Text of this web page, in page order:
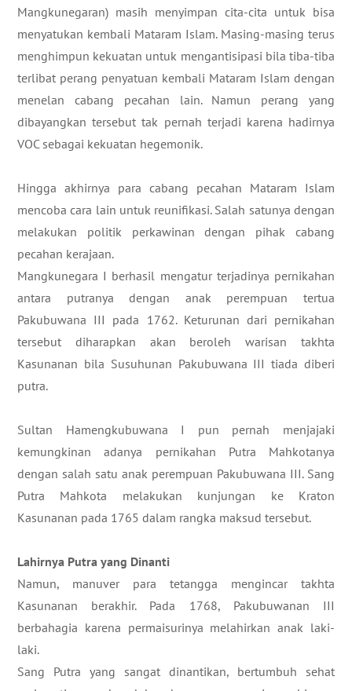
Mangkunegaran) masih menyimpan cita-cita untuk bisa
menyatukan kembali Mataram Islam. Masing-masing terus
menghimpun kekuatan untuk mengantisipasi bila tiba-tiba
terlibat perang penyatuan kembali Mataram Islam dengan
menelan cabang pecahan lain. Namun perang yang
dibayangkan tersebut tak pernah terjadi karena hadirnya
VOC sebagai kekuatan hegemonik.
Hingga akhirnya para cabang pecahan Mataram Islam
mencoba cara lain untuk reunifikasi. Salah satunya dengan
melakukan politik perkawinan dengan pihak cabang
pecahan kerajaan.
Mangkunegara I berhasil mengatur terjadinya pernikahan
antara putranya dengan anak perempuan tertua
Pakubuwana III pada 1762. Keturunan dari pernikahan
tersebut diharapkan akan beroleh warisan takhta
Kasunanan bila Susuhunan Pakubuwana III tiada diberi
putra.
Sultan Hamengkubuwana I pun pernah menjajaki
kemungkinan adanya pernikahan Putra Mahkotanya
dengan salah satu anak perempuan Pakubuwana III. Sang
Putra Mahkota melakukan kunjungan ke Kraton
Kasunanan pada 1765 dalam rangka maksud tersebut.
Lahirnya Putra yang Dinanti
Namun, manuver para tetangga mengincar takhta
Kasunanan berakhir. Pada 1768, Pakubuwanan III
berbahagia karena permaisurinya melahirkan anak laki-
laki.
Sang Putra yang sangat dinantikan, bertumbuh sehat